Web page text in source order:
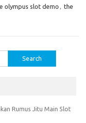
olympus slot demo , the
Rumus Jitu Main Slot